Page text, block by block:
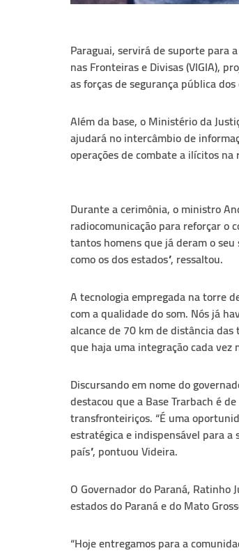
Paraguai, servirá de suporte para
nas Fronteiras e Divisas (VIGIA),
as forças de segurança pública
Além da base, o Ministério da
ajudará no intercâmbio de
operações de combate a ilícitos na
Durante a cerimônia, o ministro
radiocomunicação para reforçar o
tantos homens que já deram o
como os dos estados”, ressaltou.
A tecnologia empregada na torre
com a qualidade do som. Nós já
alcance de 70 km de distância
que haja uma integração cada
Discursando em nome do
destacou que a Base Trarbach é
transfronteiriços. “É uma
estratégica e indispensável para a
país”, pontuou Videira.
O Governador do Paraná, Ratinho
estados do Paraná e do Mato
“Hoje entregamos para a